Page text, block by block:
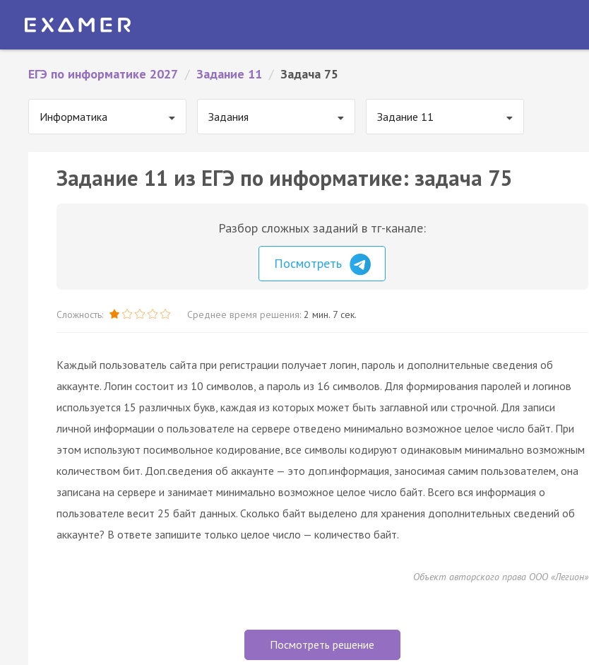
ЕГЭ по информатике 2027 / Задание 11 / Задача 75
Информатика Задания Задание 11
Задание 11 из ЕГЭ по информатике: задача 75
Разбор сложных заданий в тг-канале:
Посмотреть
Сложность: Среднее время решения: 2 мин. 7 сек.
Каждый пользователь сайта при регистрации получает логин, пароль и дополнительные сведения об
аккаунте. Логин состоит из 10 символов, а пароль из 16 символов. Для формирования паролей и логинов
используется 15 различных букв, каждая из которых может быть заглавной или строчной. Для записи
личной информации о пользователе на сервере отведено минимально возможное целое число байт. При
этом используют посимвольное кодирование, все символы кодируют одинаковым минимально возможным
количеством бит. Доп.сведения об аккаунте — это доп.информация, заносимая самим пользователем, она
записана на сервере и занимает минимально возможное целое число байт. Всего вся информация о
пользователе весит 25 байт данных. Сколько байт выделено для хранения дополнительных сведений об
аккаунте? В ответе запишите только целое число — количество байт.
Объект авторского права ООО «Легион»
Посмотреть решение